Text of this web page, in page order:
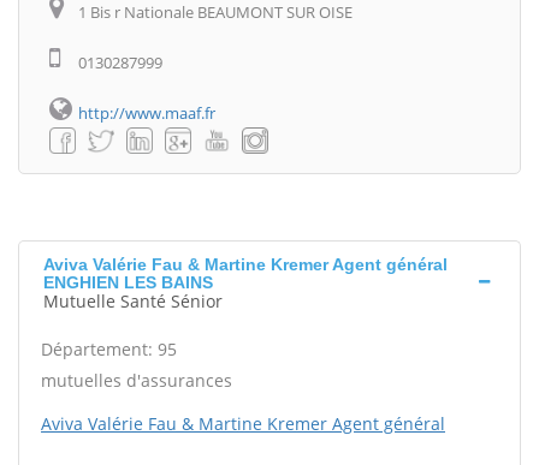
1 Bis r Nationale BEAUMONT SUR OISE
0130287999
http://www.maaf.fr
Aviva Valérie Fau & Martine Kremer Agent général
ENGHIEN LES BAINS
Mutuelle Santé Sénior
Département: 95
mutuelles d'assurances
Aviva Valérie Fau & Martine Kremer Agent général